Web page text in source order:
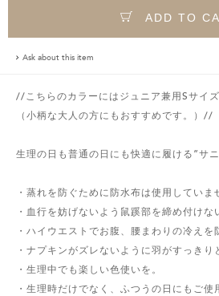
ADD TO
Ask about this item
//こちらのカラーにはジュニア兼用Sサイ
（小柄な大人の方にもおすすめです。）//
生理の日も普通の日にも快適に履ける”サ
・蒸れを防ぐために防水布は使用していま
・血行を妨げないよう鼠蹊部を締め付けな
・ハイウエストでお腹、腰まわりの冷えを
・ナプキンがズレないように羽がすっきり
・生理中でも楽しい色使いを。
・生理時だけでなく、ふつうの日にもご使